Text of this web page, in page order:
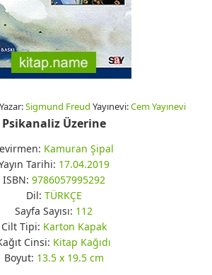
Sigmund Freud Yayınevi:Cem Yayınevi
Psikanaliz Üzerine
Kamuran Şipal
Tarihi: 17.04.2019
ISBN: 9786057995292
Dil: TÜRKÇE
Sayfa Sayısı: 112
Cilt Tipi: Karton Kapak
Cinsi: Kitap Kağıdı
Boyut: 13.5 x 19.5 cm